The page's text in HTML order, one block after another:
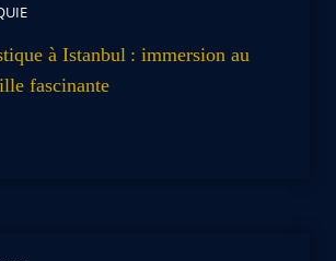
à Istanbul : immersion au
fascinante